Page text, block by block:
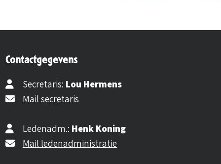
Contactgegevens
Secretaris: Lou Hermens
Mail secretaris
Ledenadm.: Henk Koning
Mail ledenadministratie